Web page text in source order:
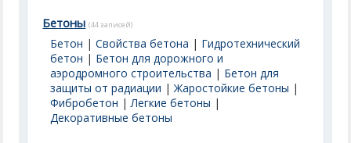
Бетоны (44 записей)
Бетон |Свойства бетона | Гидротехнический
бетон | Бетон для дорожного и
аэродромного строительства | Бетон для
защиты от радиации |Жаростойкие бетоны |
Фибробетон |Легкие бетоны |
Декоративные бетоны